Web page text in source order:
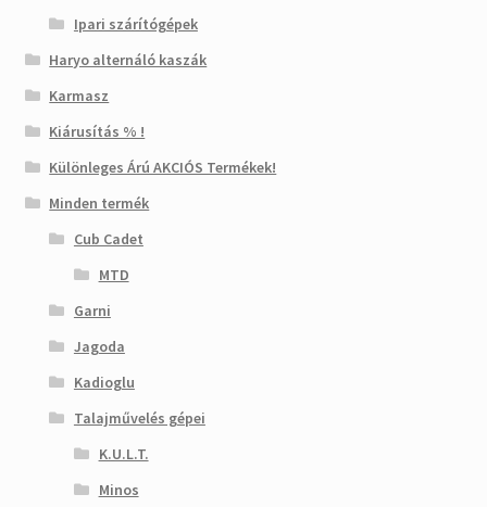
Ipari szárítógépek
Haryo alternáló kaszák
Karmasz
Kiárusítás % !
Különleges Árú AKCIÓS Termékek!
Minden termék
Cub Cadet
MTD
Garni
Jagoda
Kadioglu
Talajművelés gépei
K.U.L.T.
Minos